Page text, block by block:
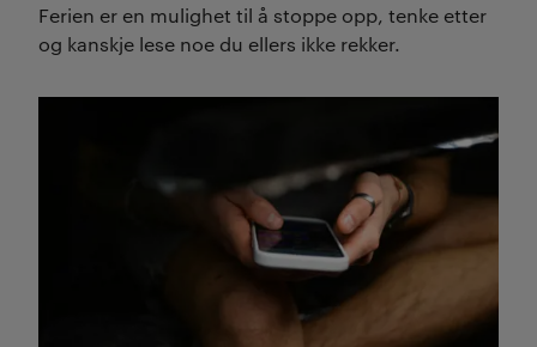
Ferien er en mulighet til å stoppe opp, tenke etter
og kanskje lese noe du ellers ikke rekker.